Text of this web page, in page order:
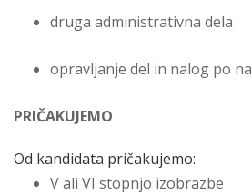
druga administrativna dela
opravljanje del in nalog po
PRIČAKUJEMO
Od kandidata pričakujemo:
V ali VI stopnjo izobrazbe